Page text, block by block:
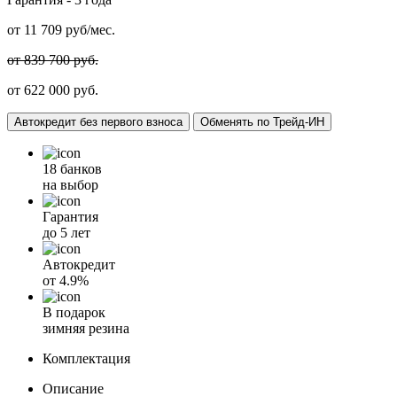
от 11 709 руб/мес.
от 839 700 руб.
от 622 000 руб.
Автокредит без первого взноса Обменять по Трейд-ИН
18 банков
на выбор
Гарантия
до 5 лет
Автокредит
от 4.9%
В подарок
зимняя резина
Комплектация
Описание